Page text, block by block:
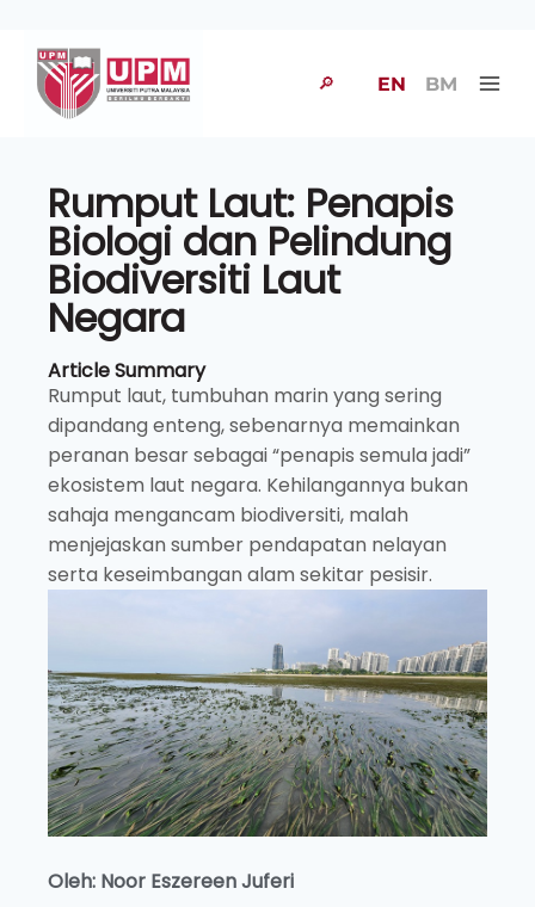
🔎 EN BM
Rumput Laut: Penapis
Biologi dan Pelindung
Biodiversiti Laut
Negara
Article Summary
Rumput laut, tumbuhan marin yang sering
dipandang enteng, sebenarnya memainkan
peranan besar sebagai “penapis semula jadi”
ekosistem laut negara. Kehilangannya bukan
sahaja mengancam biodiversiti, malah
menjejaskan sumber pendapatan nelayan
serta keseimbangan alam sekitar pesisir.
Oleh: Noor Eszereen Juferi